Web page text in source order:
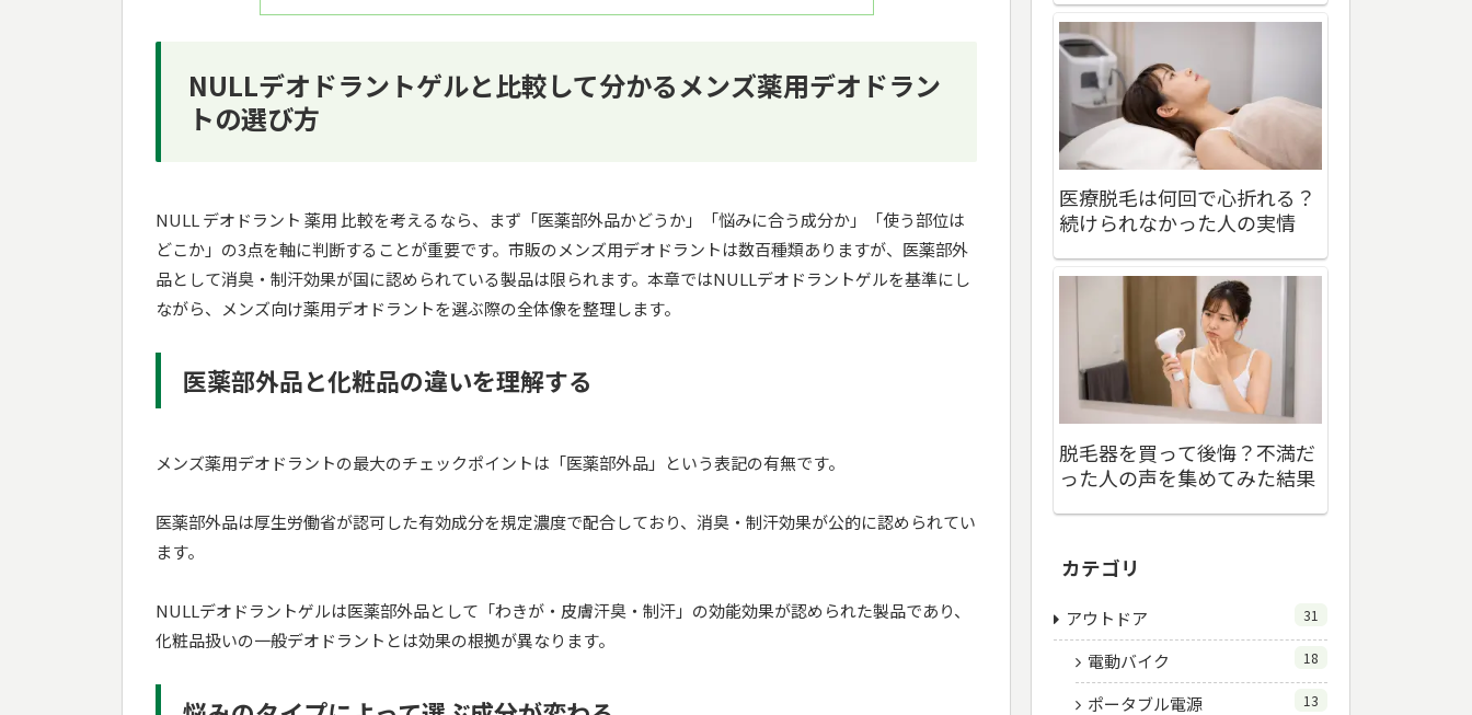
NULLデオドラントゲルと比較して分かるメンズ薬用デオドラン
トの選び方
NULL デオドラント 薬用 比較を考えるなら、まず「医薬部外品かどうか」「悩みに合う成分か」「使う部位は
どこか」の3点を軸に判断することが重要です。市販のメンズ用デオドラントは数百種類ありますが、医薬部外
品として消臭・制汗効果が国に認められている製品は限られます。本章ではNULLデオドラントゲルを基準にし
ながら、メンズ向け薬用デオドラントを選ぶ際の全体像を整理します。
医薬部外品と化粧品の違いを理解する
メンズ薬用デオドラントの最大のチェックポイントは「医薬部外品」という表記の有無です。
医薬部外品は厚生労働省が認可した有効成分を規定濃度で配合しており、消臭・制汗効果が公的に認められてい
ます。
NULLデオドラントゲルは医薬部外品として「わきが・皮膚汗臭・制汗」の効能効果が認められた製品であり、
化粧品扱いの一般デオドラントとは効果の根拠が異なります。
医療脱毛は何回で心折れる？
続けられなかった人の実情
脱毛器を買って後悔？不満だ
った人の声を集めてみた結果
カテゴリ
アウトドア 31
電動バイク 18
ポータブル電源 13